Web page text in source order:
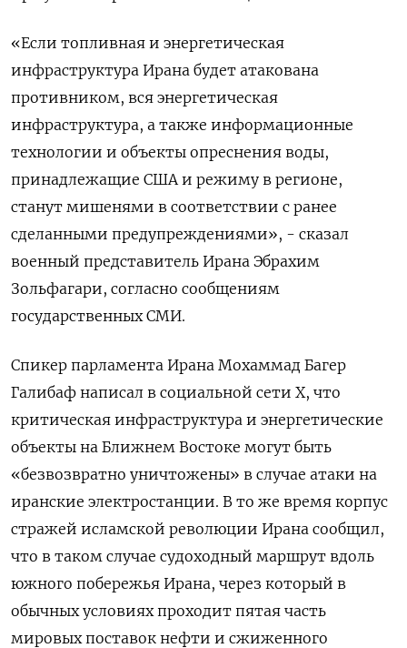
«Если топливная и энергетическая
инфраструктура Ирана ​будет атакована
противником, вся энергетическая
инфраструктура, а также информационные
технологии ‌и объекты опреснения воды,
принадлежащие США и режиму в регионе, ​
станут мишенями в соответствии с ранее
сделанными предупреждениями», - сказал
военный представитель ‌Ирана Эбрахим
Зольфагари, согласно сообщениям
государственных СМИ.
Спикер парламента Ирана Мохаммад Багер
Галибаф написал в социальной сети X, что
критическая ​инфраструктура и энергетические
объекты ​на Ближнем ‌Востоке могут быть
«безвозвратно уничтожены» в случае атаки на
иранские электростанции. В ​то же время корпус
стражей исламской революции Ирана сообщил,
что в таком случае судоходный маршрут вдоль
южного побережья Ирана, через который в
обычных условиях проходит пятая часть
мировых поставок нефти и сжиженного